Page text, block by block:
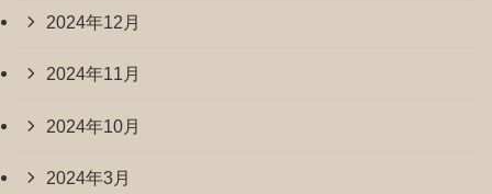
2024年12月
2024年11月
2024年10月
2024年3月